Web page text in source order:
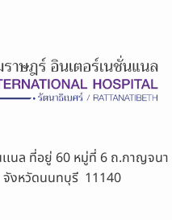
เนล ที่อยู่ 60 หมู่ที่ 6 ถ.กาญจนา
จังหวัดนนทบุรี 11140